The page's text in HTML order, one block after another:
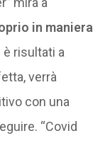
in maniera
è risultati a
verrà
con una
“Covid